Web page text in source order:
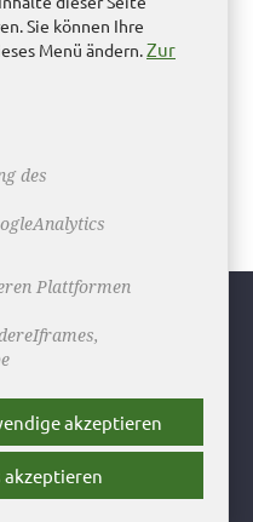
Uhr bis 16.00 Uhr
Sie können Ihre
Menü ändern.Zur
des
Plattformen
akzeptieren
akzeptieren